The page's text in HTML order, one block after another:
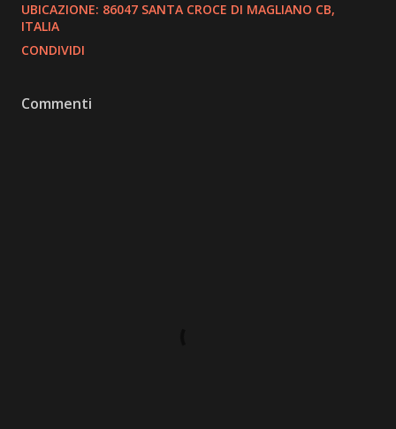
UBICAZIONE: 86047 SANTA CROCE DI MAGLIANO CB,
ITALIA
CONDIVIDI
Commenti